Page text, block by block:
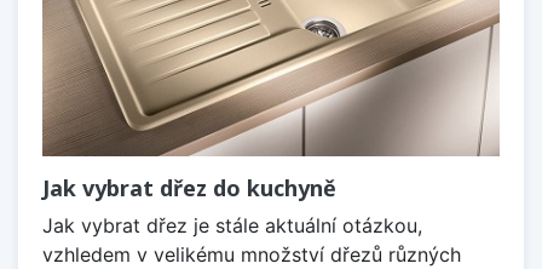
Jak vybrat dřez do kuchyně
Jak vybrat dřez je stále aktuální otázkou,
vzhledem v velikému množství dřezů různých